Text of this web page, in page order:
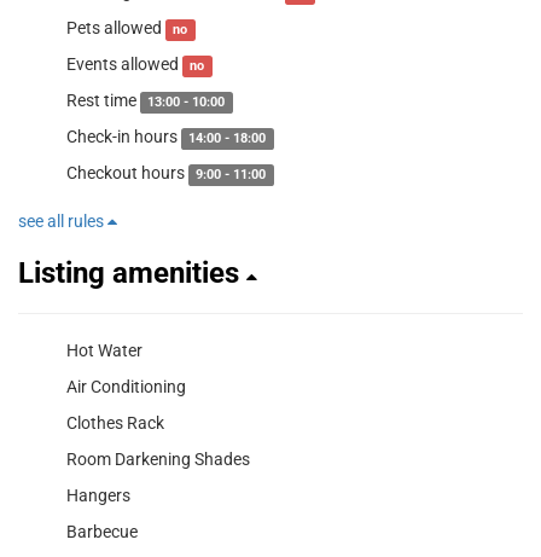
Pets allowed no
Events allowed no
Rest time 13:00 - 10:00
Check-in hours 14:00 - 18:00
Checkout hours 9:00 - 11:00
see all rules
Listing amenities
Hot Water
Air Conditioning
Clothes Rack
Room Darkening Shades
Hangers
Barbecue